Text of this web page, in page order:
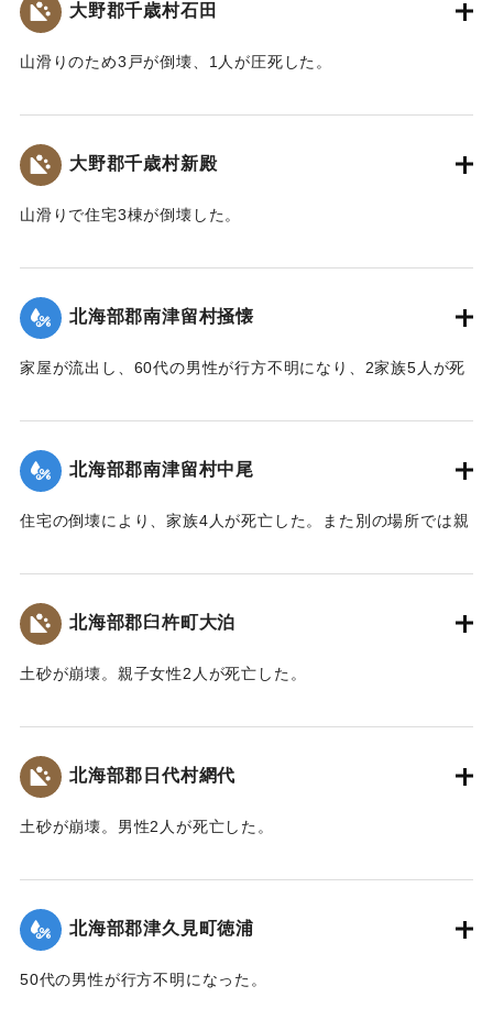
｜固有コード:
大野郡千歳村石田
山滑りのため3戸が倒壊、1人が圧死した。
｜固有コード:00481041
大野郡千歳村新殿
山滑りで住宅3棟が倒壊した。
｜固有コード: 00481042
北海部郡南津留村掻懐
家屋が流出し、60代の男性が行方不明になり、2家族5人が死
｜固有コード:
北海部郡南津留村中尾
住宅の倒壊により、家族4人が死亡した。また別の場所では親
｜固有コード:
北海部郡臼杵町大泊
土砂が崩壊。親子女性2人が死亡した。
｜固有コード: 00481037
北海部郡日代村網代
土砂が崩壊。男性2人が死亡した。
｜固有コード: 00481038
北海部郡津久見町徳浦
50代の男性が行方不明になった。